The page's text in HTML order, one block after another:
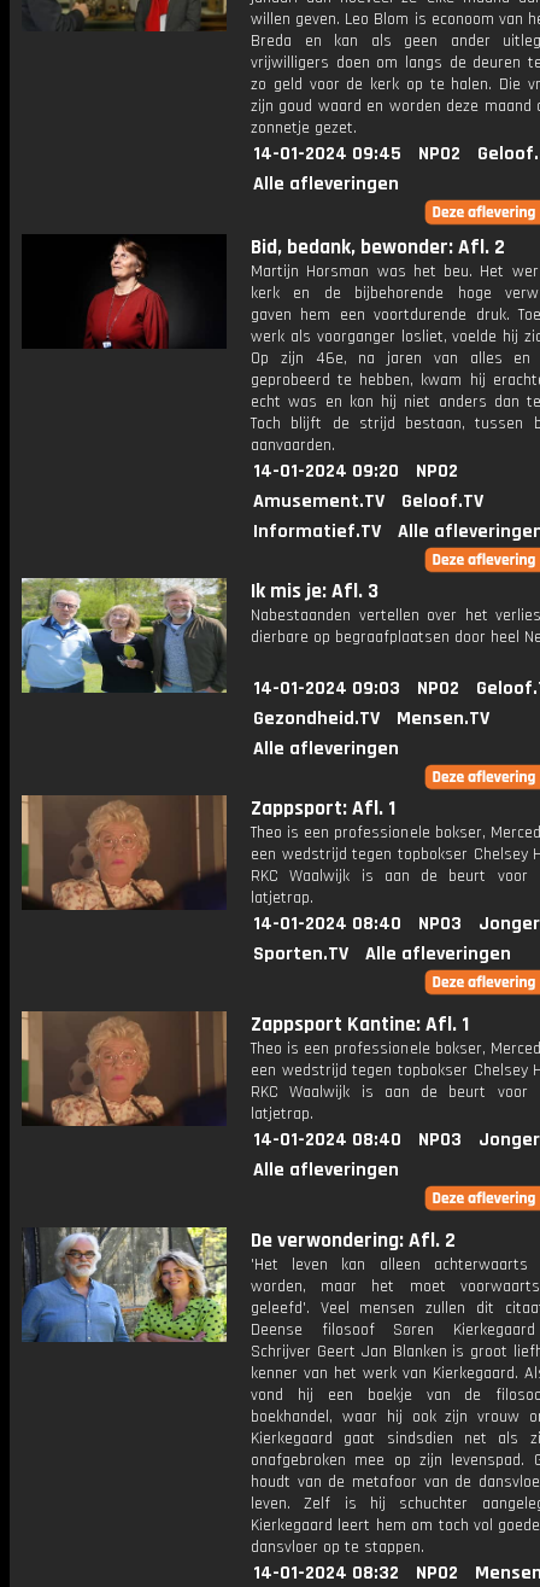
willen geven. Leo Blom is econoom van
Breda en kan als geen ander
vrijwilligers doen om langs de deuren
zo geld voor de kerk op te halen. Die
zijn goud waard en worden deze maand
zonnetje gezet.
14-01-2024 09:45 NPO2
Alle afleveringen
Bid, bedank, bewonder: Afl. 2
Martijn Horsman was het beu. Het
kerk en de bijbehorende hoge
gaven hem een voortdurende druk.
werk als voorganger losliet, voelde hij
Op zijn 46e, na jaren van alles en
geprobeerd te hebben, kwam hij
echt was en kon hij niet anders dan
Toch blijft de strijd bestaan, tussen
aanvaarden.
14-01-2024 09:20
NPO2
Amusement.TV
Geloof.TV
Informatief.TV
Alle
Ik mis je: Afl. 3
Nabestaanden vertellen over het
dierbare op begraafplaatsen door heel
14-01-2024 09:03 NPO2
Gezondheid.TV
Mensen.TV
Alle afleveringen
Zappsport: Afl. 1
Theo is een professionele bokser,
een wedstrijd tegen topbokser Chelsey
RKC Waalwijk is aan de beurt voor
latjetrap.
14-01-2024 08:40 NPO3
Sporten.TV
Alle afleveringen
Zappsport Kantine: Afl. 1
Theo is een professionele bokser,
een wedstrijd tegen topbokser Chelsey
RKC Waalwijk is aan de beurt voor
latjetrap.
14-01-2024 08:40 NPO3
Alle afleveringen
De verwondering: Afl. 2
'Het leven kan alleen achterwaarts
worden, maar het moet
geleefd'. Veel mensen zullen dit
Deense filosoof Søren
Schrijver Geert Jan Blanken is groot
kenner van het werk van Kierkegaard.
vond hij een boekje van de
boekhandel, waar hij ook zijn vrouw
Kierkegaard gaat sindsdien net als
onafgebroken mee op zijn levenspad.
houdt van de metafoor van de
leven. Zelf is hij schuchter
Kierkegaard leert hem om toch vol
dansvloer op te stappen.
14-01-2024 08:32 NPO2